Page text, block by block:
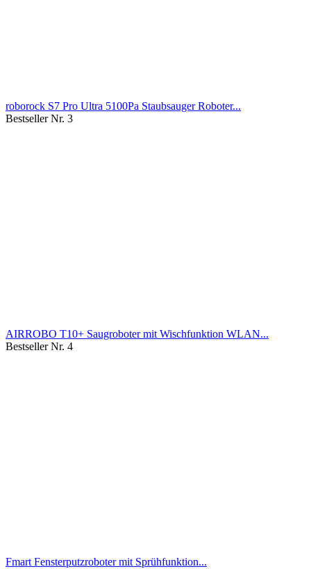
roborock S7 Pro Ultra 5100Pa Staubsauger Roboter...
Bestseller Nr. 3
AIRROBO T10+ Saugroboter mit Wischfunktion WLAN...
Bestseller Nr. 4
Fmart Fensterputzroboter mit Sprühfunktion...